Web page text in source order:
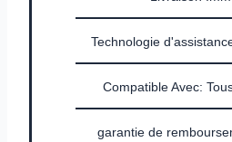
Technologie
Compatible Avec:
garantie de